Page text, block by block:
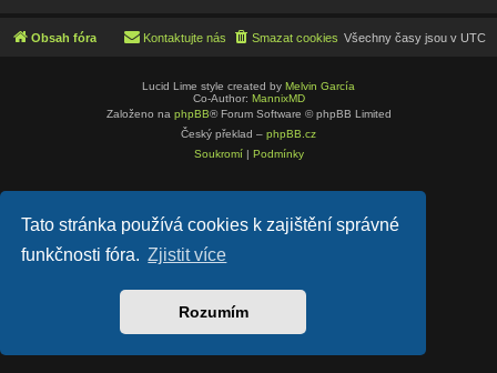
Tato stránka používá cookies k zajištění správné
funkčnosti fóra. Zjistit více
Rozumím
Obsah fóra Všechny časy jsou v UTC
Smazat cookies
Kontaktujte nás
Lucid Lime style created by Melvin García
Co-Author: MannixMD
Založeno na phpBB® Forum Software © phpBB Limited
Český překlad – phpBB.cz
Soukromí| Podmínky